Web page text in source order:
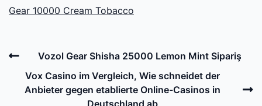
Gear 10000 Cream Tobacco
Post
navigation
Previous
Post
Vozol Gear Shisha 25000 Lemon Mint Sipariş
Vox Casino im Vergleich, Wie schneidet der
Anbieter gegen etablierte Online-Casinos in
Deutschland ab